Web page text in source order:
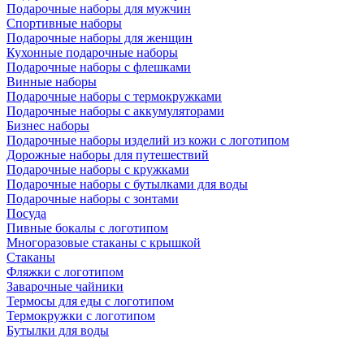
Подарочные наборы для мужчин
Спортивные наборы
Подарочные наборы для женщин
Кухонные подарочные наборы
Подарочные наборы с флешками
Винные наборы
Подарочные наборы с термокружками
Подарочные наборы с аккумуляторами
Бизнес наборы
Подарочные наборы изделий из кожи с логотипом
Дорожные наборы для путешествий
Подарочные наборы с кружками
Подарочные наборы с бутылками для воды
Подарочные наборы с зонтами
Посуда
Пивные бокалы с логотипом
Многоразовые стаканы с крышкой
Стаканы
Фляжки с логотипом
Заварочные чайники
Термосы для еды с логотипом
Термокружки с логотипом
Бутылки для воды